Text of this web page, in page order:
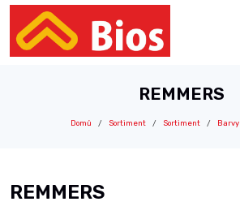
REMMERS
Domů Sortiment Sortiment Barvy
REMMERS